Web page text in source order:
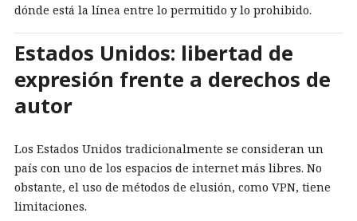
dónde está la línea entre lo permitido y lo prohibido.
Estados Unidos: libertad de
expresión frente a derechos de
autor
Los Estados Unidos tradicionalmente se consideran un
país con uno de los espacios de internet más libres. No
obstante, el uso de métodos de elusión, como VPN, tiene
limitaciones.